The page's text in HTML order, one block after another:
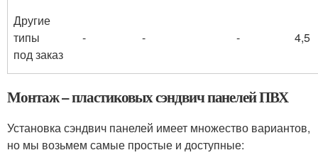
Другие
типы
под заказ
- - - 4,5
Монтаж – пластиковых сэндвич панелей ПВХ
Установка сэндвич панелей имеет множество вариантов,
но мы возьмем самые простые и доступные: